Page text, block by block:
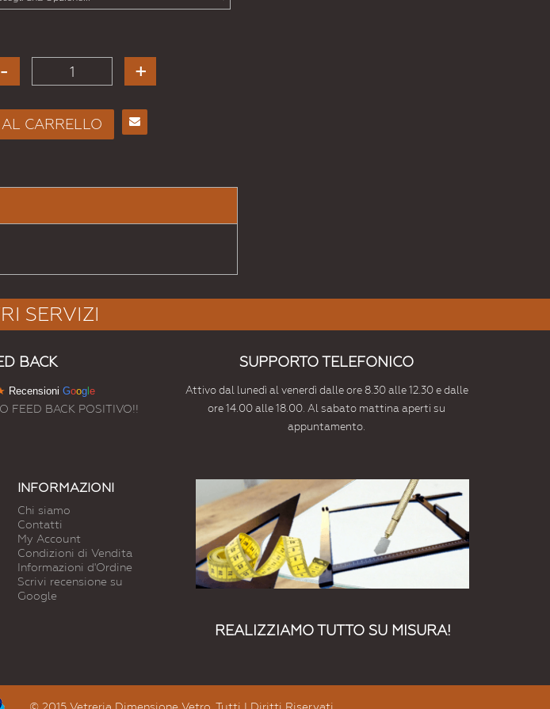
CARRELLO
a un
SERVIZI
BACK
Recensioni Googl e
FEED BACK POSITIVO!!
SUPPORTO TELEFONICO
Attivo dal lunedì al venerdì dalle ore 8.30 alle 12.30 e dalle
ore 14.00 alle 18.00. Al sabato mattina aperti su
appuntamento.
INFORMAZIONI
Chi siamo
Contatti
My Account
Condizioni di Vendita
Informazioni d'Ordine
Scrivi recensione su
Google
REALIZZIAMO TUTTO SU MISURA!